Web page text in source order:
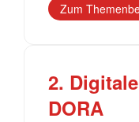
Zum
2.
DORA